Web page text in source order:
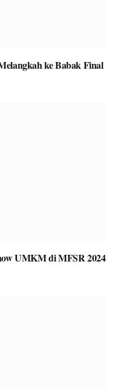
ke Babak Final
UMKM di MFSR 2024